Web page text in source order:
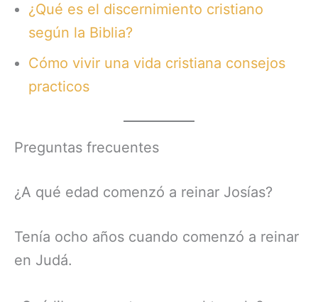
¿Qué es el discernimiento cristiano
según la Biblia?
Cómo vivir una vida cristiana consejos
practicos
Preguntas frecuentes
¿A qué edad comenzó a reinar Josías?
Tenía ocho años cuando comenzó a reinar
en Judá.